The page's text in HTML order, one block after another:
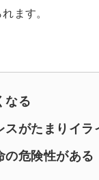
ます。
なる
スがたまりイラ
の危険性がある